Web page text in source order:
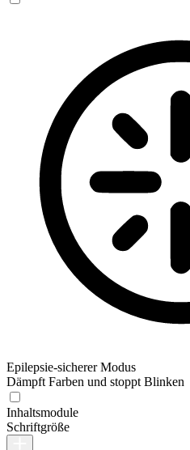
Epilepsie-sicherer Modus
Dämpft Farben und stoppt Blinken
Inhaltsmodule
Schriftgröße